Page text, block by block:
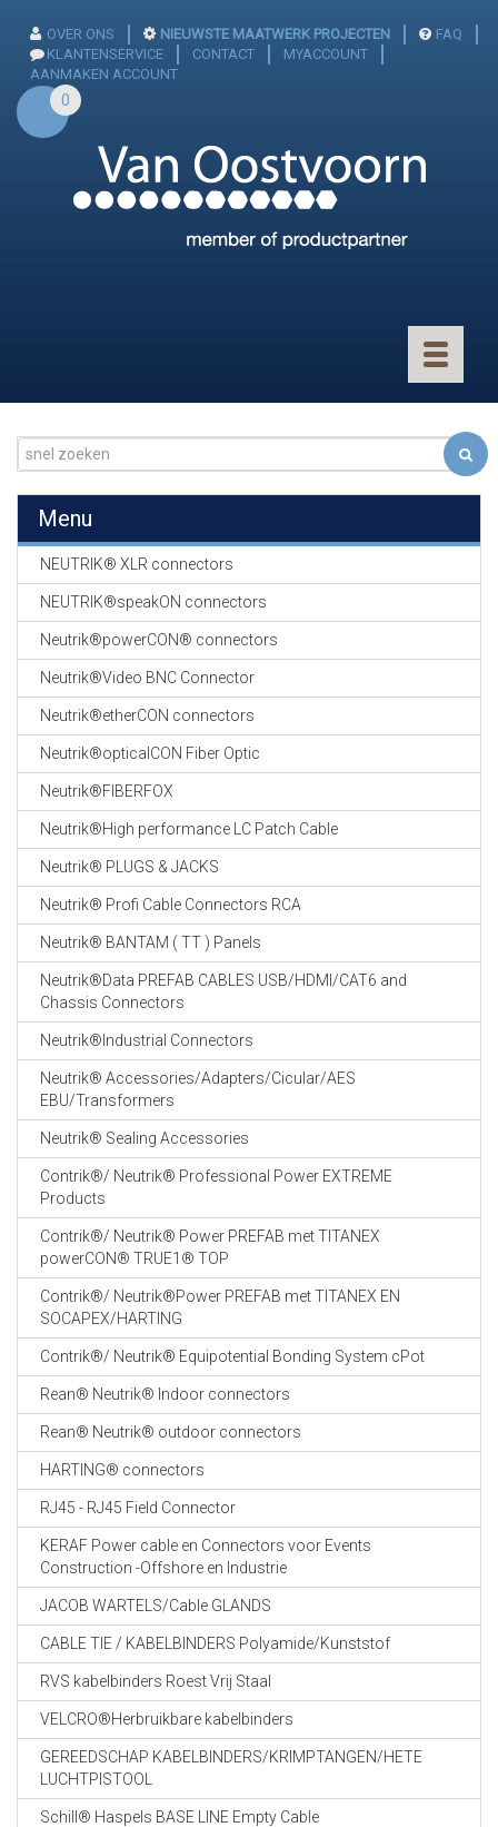
OVER ONS NIEUWSTE MAATWERK PROJECTEN
FAQ
KLANTENSERVICE
CONTACT
MYACCOUNT
AANMAKEN ACCOUNT
0
Toggle
GEVLOCHTEN KOUS
EN
KRIMP KOUS
KOPER KABEL
OP ROL
OCC OPTICAL
FIBER CABLE
GE-ASSEMBLEERDE
19" RACKS
EN
TOEBEHOREN
CABLE EQUIPEMENTS
Menu
NEUTRIK® XLR connectors
NEUTRIK®speakON connectors
Neutrik®powerCON® connectors
Neutrik®Video BNC Connector
Neutrik®etherCON connectors
Neutrik®opticalCON Fiber Optic
Neutrik®FIBERFOX
Neutrik®High performance LC Patch Cable
Neutrik® PLUGS & JACKS
Neutrik® Profi Cable Connectors RCA
Neutrik® BANTAM ( TT ) Panels
Neutrik®Data PREFAB CABLES USB/HDMI/CAT6 and
Chassis Connectors
Neutrik®Industrial Connectors
Neutrik® Accessories/Adapters/Cicular/AES
EBU/Transformers
Neutrik® Sealing Accessories
Contrik®/ Neutrik® Professional Power EXTREME
Products
Contrik®/ Neutrik® Power PREFAB met TITANEX
powerCON® TRUE1® TOP
Contrik®/ Neutrik®Power PREFAB met TITANEX EN
SOCAPEX/HARTING
Contrik®/ Neutrik® Equipotential Bonding System cPot
Rean® Neutrik® Indoor connectors
Rean® Neutrik® outdoor connectors
HARTING® connectors
RJ45 - RJ45 Field Connector
KERAF Power cable en Connectors voor Events
Construction -Offshore en Industrie
JACOB WARTELS/Cable GLANDS
CABLE TIE / KABELBINDERS Polyamide/Kunststof
RVS kabelbinders Roest Vrij Staal
VELCRO®Herbruikbare kabelbinders
GEREEDSCHAP KABELBINDERS/KRIMPTANGEN/HETE
LUCHTPISTOOL
Schill® Haspels BASE LINE Empty Cable